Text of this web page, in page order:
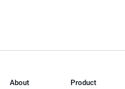
About Product